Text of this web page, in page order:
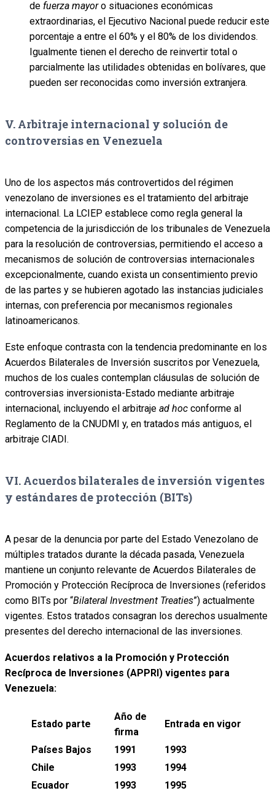
de fuerza mayoro situaciones económicas
extraordinarias, el Ejecutivo Nacional puede reducir este
porcentaje a entre el 60% y el 80% de los dividendos.
Igualmente tienen el derecho de reinvertir total o
parcialmente las utilidades obtenidas en bolívares, que
pueden ser reconocidas como inversión extranjera.
V. Arbitraje internacional y solución de
controversias en Venezuela
Uno de los aspectos más controvertidos del régimen
venezolano de inversiones es el tratamiento del arbitraje
internacional. La LCIEP establece como regla general la
competencia de la jurisdicción de los tribunales de Venezuela
para la resolución de controversias, permitiendo el acceso a
mecanismos de solución de controversias internacionales
excepcionalmente, cuando exista un consentimiento previo
de las partes y se hubieren agotado las instancias judiciales
internas, con preferencia por mecanismos regionales
latinoamericanos.
Este enfoque contrasta con la tendencia predominante en los
Acuerdos Bilaterales de Inversión suscritos por Venezuela,
muchos de los cuales contemplan cláusulas de solución de
controversias inversionista-Estado mediante arbitraje
internacional, incluyendo el arbitraje ad hoc conforme al
Reglamento de la CNUDMI y, en tratados más antiguos, el
arbitraje CIADI.
VI. Acuerdos bilaterales de inversión vigentes
y estándares de protección (BITs)
A pesar de la denuncia por parte del Estado Venezolano de
múltiples tratados durante la década pasada, Venezuela
mantiene un conjunto relevante de Acuerdos Bilaterales de
Promoción y Protección Recíproca de Inversiones (referidos
como BITs por “Bilateral Investment Treaties”) actualmente
vigentes. Estos tratados consagran los derechos usualmente
presentes del derecho internacional de las inversiones.
Acuerdos relativos a la Promoción y Protección
Recíproca de Inversiones (APPRI) vigentes para
Venezuela:
Estado parte
Año de
firma
Entrada en vigor
Países Bajos 1991
1993
Chile
1993
1994
Ecuador
1993
1995